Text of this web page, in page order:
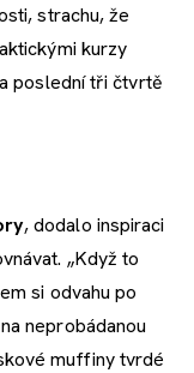
strachu, že
kurzy
poslední tři čtvrtě
, dodalo inspiraci
„Když to
si odvahu po
neprobádanou
muffiny tvrdé